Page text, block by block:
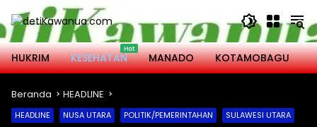
Langsung
ke
konten
HUKRIM
KESEHATAN MANADO KOTAMOBAGU
Beranda HEADLINE
HEADLINE NUSA UTARA POLITIK/PEMERINTAHAN SULAWESI UTARA